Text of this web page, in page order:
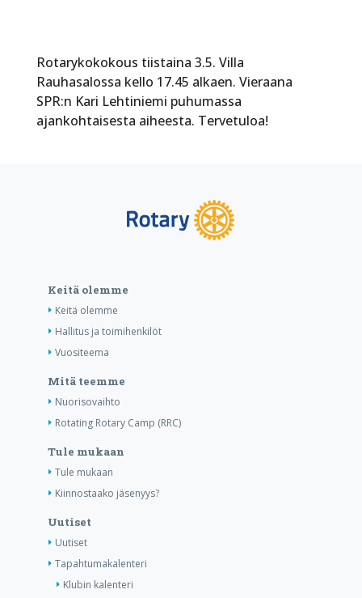
Rotarykokokous tiistaina 3.5. Villa
Rauhasalossa kello 17.45 alkaen. Vieraana
SPR:n Kari Lehtiniemi puhumassa
ajankohtaisesta aiheesta. Tervetuloa!
Keitä olemme
Keitä olemme
Hallitus ja toimihenkilöt
Vuositeema
Mitä teemme
Nuorisovaihto
Rotating Rotary Camp (RRC)
Tule mukaan
Tule mukaan
Kiinnostaako jäsenyys?
Uutiset
Uutiset
Tapahtumakalenteri
Klubin kalenteri